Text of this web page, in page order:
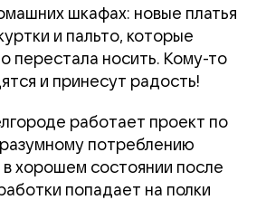
шкафах: новые платья
и пальто, которые
перестала носить. Кому-то
и принесут радость!
работает проект по
потреблению
хорошем состоянии после
попадает на полки